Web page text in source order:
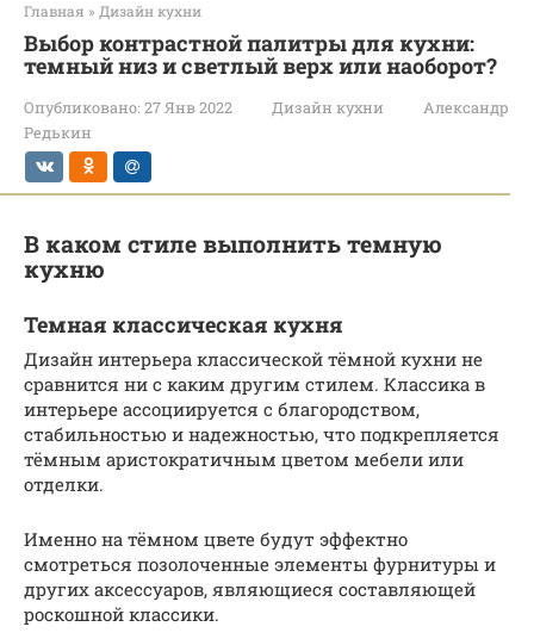
Главная » Дизайн кухни
Выбор контрастной палитры для кухни:
темный низ и светлый верх или наоборот?
Опубликовано: 27 Янв 2022 Дизайн кухни
Александр
Редькин
В каком стиле выполнить темную
кухню
Темная классическая кухня
Дизайн интерьера классической тёмной кухни не
сравнится ни с каким другим стилем. Классика в
интерьере ассоциируется с благородством,
стабильностью и надежностью, что подкрепляется
тёмным аристократичным цветом мебели или
отделки.
Именно на тёмном цвете будут эффектно
смотреться позолоченные элементы фурнитуры и
других аксессуаров, являющиеся составляющей
роскошной классики.